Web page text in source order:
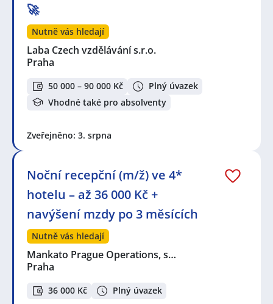
🚀
Nutně vás hledají
Laba Czech vzdělávání s.r.o.
Praha
50 000 – 90 000 Kč
Plný úvazek
Vhodné také pro absolventy
Zveřejněno: 3. srpna
Noční recepční (m/ž) ve 4*
hotelu – až 36 000 Kč +
navýšení mzdy po 3 měsících
Nutně vás hledají
Mankato Prague Operations, s…
Praha
36 000 Kč Plný úvazek